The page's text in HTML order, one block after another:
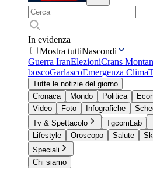
In evidenza
Mostra tuttiNascondi
Guerra IranElezioniCrans
boscoGarlascoEmergenza Clima
Tutte le notizie del giorno
Cronaca
Mondo Politica
Video
Foto Infografiche
Tv & Spettacolo
TgcomLab
Lifestyle
Oroscopo Salute
Speciali
Chi siamo